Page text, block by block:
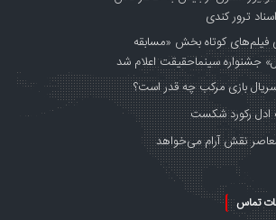
ترور کندی
فیلم‌های کوتاه بخش «مسابقه
جشنواره سینماحقیقت اعلام شد
بازی مرکب چه قدر است؟
ادل رکورد شکست
نقش آرام می‌خواهد
تماس